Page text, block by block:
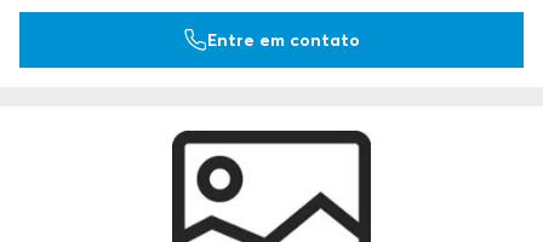
Entre em contato